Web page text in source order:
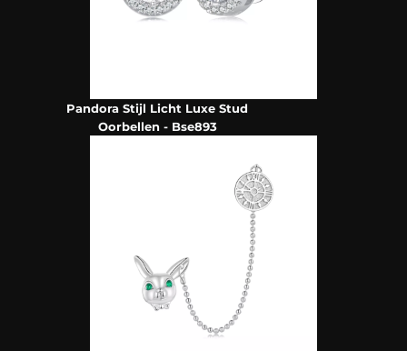
Pandora Stijl Licht Luxe Stud
Oorbellen - Bse893